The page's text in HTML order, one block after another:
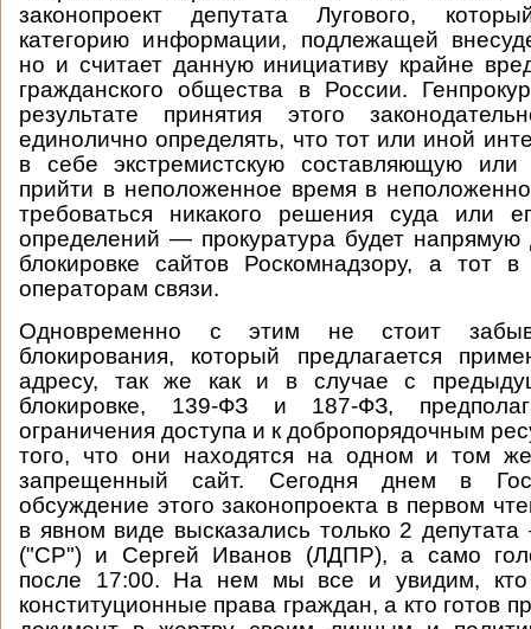
законопроект депутата Лугового,
категорию информации, подлежащей
но и считает данную инициативу крайне
гражданского общества в России.
результате принятия этого
единолично определять, что тот или иной
в себе экстремистскую составляющую
прийти в неположенное время в
требоваться никакого решения суда или
определений — прокуратура будет напрямую
блокировке сайтов Роскомнадзору, а тот
операторам связи.
Одновременно с этим не стоит
блокирования, который предлагается
адресу, так же как и в случае с
блокировке, 139-ФЗ и 187-ФЗ,
ограничения доступа и к добропорядочным
того, что они находятся на одном и том
запрещенный сайт. Сегодня днем в
обсуждение этого законопроекта в первом
в явном виде высказались только 2
("СР") и Сергей Иванов (ЛДПР), а само
после 17:00. На нем мы все и увидим, кто
конституционные права граждан, а кто готов